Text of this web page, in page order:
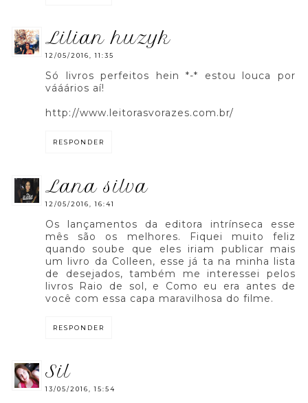
lilian huzyk
12/05/2016, 11:35
Só livros perfeitos hein *-* estou louca por
vááários aí!
http://www.leitorasvorazes.com.br/
RESPONDER
lana silva
12/05/2016, 16:41
Os lançamentos da editora intrínseca esse
mês são os melhores. Fiquei muito feliz
quando soube que eles iriam publicar mais
um livro da Colleen, esse já ta na minha lista
de desejados, também me interessei pelos
livros Raio de sol, e Como eu era antes de
você com essa capa maravilhosa do filme.
RESPONDER
sil
13/05/2016, 15:54